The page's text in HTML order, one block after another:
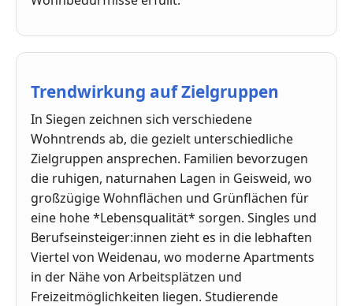
Trendwirkung auf Zielgruppen
In Siegen zeichnen sich verschiedene
Wohntrends ab, die gezielt unterschiedliche
Zielgruppen ansprechen. Familien bevorzugen
die ruhigen, naturnahen Lagen in Geisweid, wo
großzügige Wohnflächen und Grünflächen für
eine hohe *Lebensqualität* sorgen. Singles und
Berufseinsteiger:innen zieht es in die lebhaften
Viertel von Weidenau, wo moderne Apartments
in der Nähe von Arbeitsplätzen und
Freizeitmöglichkeiten liegen. Studierende